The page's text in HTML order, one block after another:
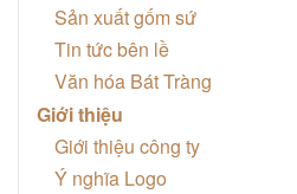
Sản xuất gốm sứ
Tin tức bên lề
Văn hóa Bát Tràng
Giới thiệu
Giới thiệu công ty
Ý nghĩa Logo